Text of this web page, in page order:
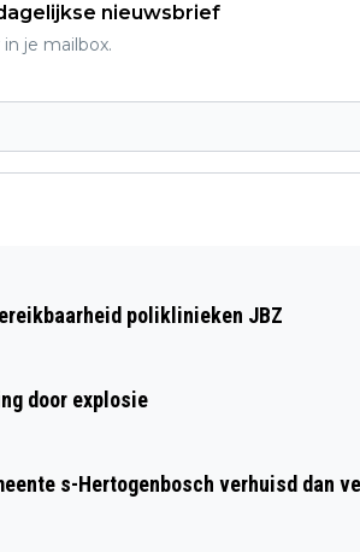
nieuwsbrief
je mailbox.
UUR
GROTE
OPEN
poliklinieken JBZ
door explosie
s-Hertogenbosch verhuisd dan